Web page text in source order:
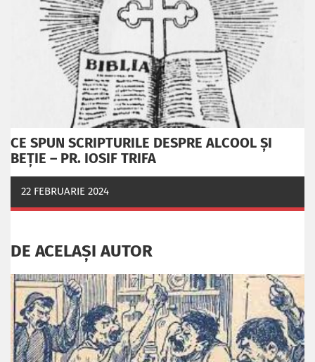
CE SPUN SCRIPTURILE DESPRE ALCOOL ȘI
BEȚIE – PR. IOSIF TRIFA
22 FEBRUARIE 2024
DE ACELAȘI AUTOR